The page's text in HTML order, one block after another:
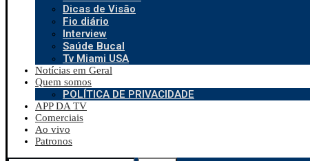
Dicas de Visão
Fio diário
Interview
Saúde Bucal
Tv Miami USA
Notícias em Geral
Quem somos
POLÍTICA DE PRIVACIDADE
APP DA TV
Comerciais
Ao vivo
Patronos